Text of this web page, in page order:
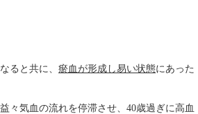
ると共に、 瘀血が形成し易い状態にあった
々気血の流れを停滞させ、40歳過ぎに高血